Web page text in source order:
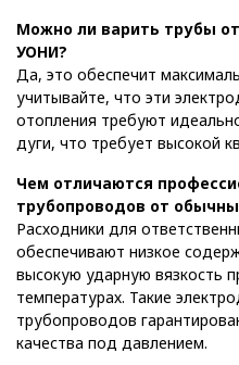
Можно ли варить трубы
УОНИ?
Да, это обеспечит
учитывайте, что эти
отопления требуют
дуги, что требует высокой
Чем отличаются
трубопроводов от
Расходники для
обеспечивают низкое
высокую ударную вязкость
температурах. Такие
трубопроводов
качества под давлением.